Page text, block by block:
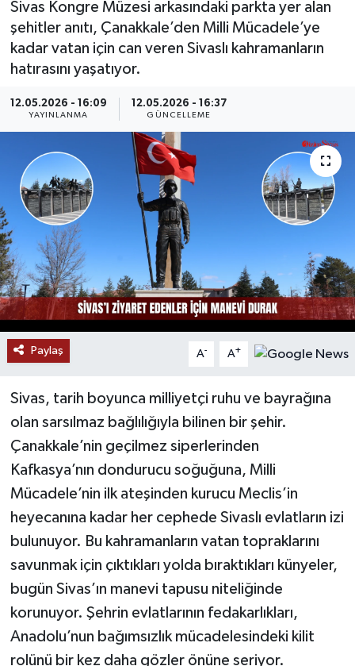
Sivas Kongre Müzesi arkasındaki parkta yer alan
şehitler anıtı, Çanakkale’den Milli Mücadele’ye
kadar vatan için can veren Sivaslı kahramanların
hatırasını yaşatıyor.
12.05.2026 - 16:09
YAYINLANMA
12.05.2026 - 16:37
GÜNCELLEME
Paylaş A- A+
Sivas, tarih boyunca milliyetçi ruhu ve bayrağına
olan sarsılmaz bağlılığıyla bilinen bir şehir.
Çanakkale’nin geçilmez siperlerinden
Kafkasya’nın dondurucu soğuğuna, Milli
Mücadele’nin ilk ateşinden kurucu Meclis’in
heyecanına kadar her cephede Sivaslı evlatların izi
bulunuyor. Bu kahramanların vatan topraklarını
savunmak için çıktıkları yolda bıraktıkları künyeler,
bugün Sivas’ın manevi tapusu niteliğinde
korunuyor. Şehrin evlatlarının fedakarlıkları,
Anadolu’nun bağımsızlık mücadelesindeki kilit
rolünü bir kez daha gözler önüne seriyor.
MAGAZİN
ÖZEL HABER
RESMİ İLANLAR
SAĞLIK
SİYASET
SOSYAL YARDIMLAR
SPONSORLU YAZI
SPOR
TEKNOLOJİ
YAŞAM